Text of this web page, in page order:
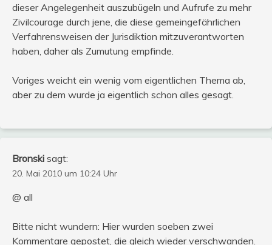
dieser Angelegenheit auszubügeln und Aufrufe zu mehr
Zivilcourage durch jene, die diese gemeingefährlichen
Verfahrensweisen der Jurisdiktion mitzuverantworten
haben, daher als Zumutung empfinde.
Voriges weicht ein wenig vom eigentlichen Thema ab,
aber zu dem wurde ja eigentlich schon alles gesagt.
Bronski sagt:
20. Mai 2010 um 10:24 Uhr
@ all
Bitte nicht wundern: Hier wurden soeben zwei
Kommentare gepostet, die gleich wieder verschwanden.